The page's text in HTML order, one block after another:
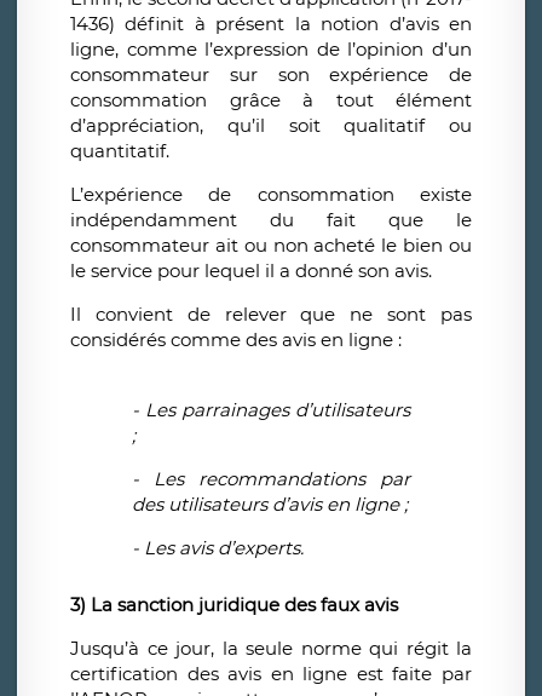
1436) définit à présent la notion d’avis en
ligne, comme l’expression de l’opinion d’un
consommateur sur son expérience de
consommation grâce à tout élément
d’appréciation, qu’il soit qualitatif ou
quantitatif.
L’expérience de consommation existe
indépendamment du fait que le
consommateur ait ou non acheté le bien ou
le service pour lequel il a donné son avis.
Il convient de relever que ne sont pas
considérés comme des avis en ligne :
- Les parrainages d’utilisateurs
;
- Les recommandations par
des utilisateurs d’avis en ligne ;
- Les avis d’experts.
3) La sanction juridique des faux avis
Jusqu’à ce jour, la seule norme qui régit la
certification des avis en ligne est faite par